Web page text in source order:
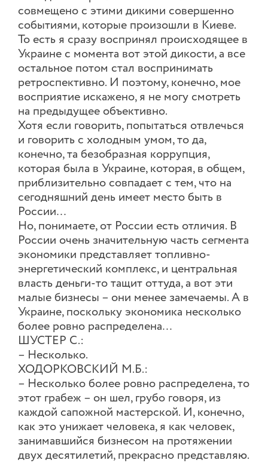
совмещено с этими дикими совершенно
событиями, которые произошли в Киеве.
То есть я сразу воспринял происходящее в
Украине с момента вот этой дикости, а все
остальное потом стал воспринимать
ретроспективно. И поэтому, конечно, мое
восприятие искажено, я не могу смотреть
на предыдущее объективно.
Хотя если говорить, попытаться отвлечься
и говорить с холодным умом, то да,
конечно, та безобразная коррупция,
которая была в Украине, которая, в общем,
приблизительно совпадает с тем, что на
сегодняшний день имеет место быть в
России…
Но, понимаете, от России есть отличия. В
России очень значительную часть сегмента
экономики представляет топливно-
энергетический комплекс, и центральная
власть деньги-то тащит оттуда, а вот эти
малые бизнесы – они менее замечаемы. А в
Украине, поскольку экономика несколько
более ровно распределена…
ШУСТЕР С.:
– Несколько.
ХОДОРКОВСКИЙ М.Б.:
– Несколько более ровно распределена, то
этот грабеж – он шел, грубо говоря, из
каждой сапожной мастерской. И, конечно,
как это унижает человека, я как человек,
занимавшийся бизнесом на протяжении
двух десятилетий, прекрасно представляю.